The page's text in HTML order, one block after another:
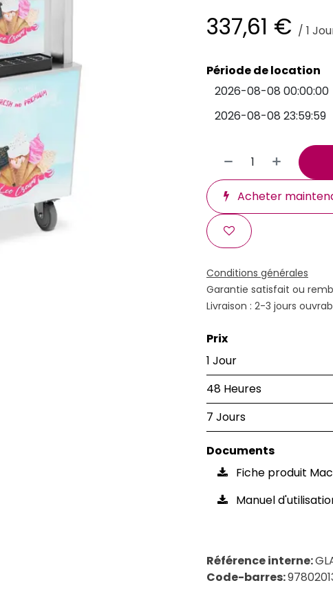
337,61 € / 1
Période de location
Acheter
Conditions générales
Garantie satisfait ou
Livraison : 2-3 jours
Prix
1 Jour
48 Heures
7 Jours
Documents
Fiche produit
Manuel
Référence interne:
Code-barres: